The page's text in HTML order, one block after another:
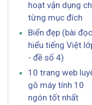
hoạt vận dụng
từng mục đích
Biển đẹp (bài đọc
hiểu tiếng Việt
- đề số 4)
10 trang web
gõ máy tính 10
ngón tốt nhất